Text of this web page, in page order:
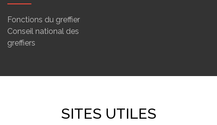
Fonctions du greffier
Conseil national des
greffiers
SITES UTILES